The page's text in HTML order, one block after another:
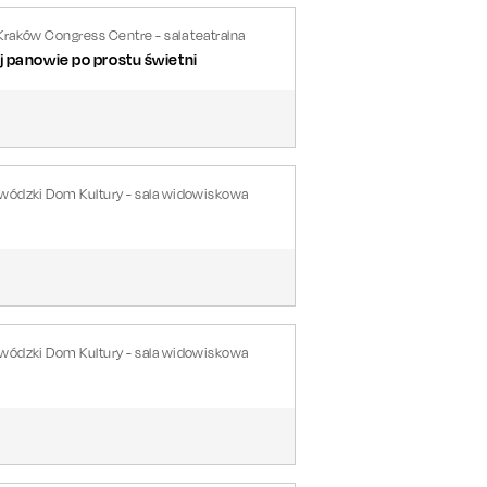
Congress Centre - sala teatralna
panowie po prostu świetni
Dom Kultury - sala widowiskowa
Dom Kultury - sala widowiskowa